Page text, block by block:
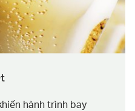
hành trình bay